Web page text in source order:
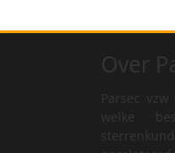
Parsec
welke